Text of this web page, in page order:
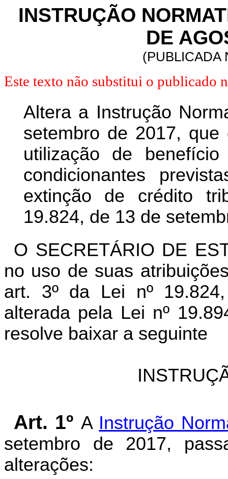
INSTRUÇÃO
DE
(PUBLICADA
Este texto não substitui o publicado
Altera a Instrução
setembro de 2017, que
utilização de
condicionantes
extinção de crédito
19.824, de 13 de
O SECRETÁRIO DE
no uso de suas
art. 3º da Lei nº
alterada pela Lei nº
resolve baixar a seguinte
Art. 1º A Instrução
setembro de 2017,
alterações: